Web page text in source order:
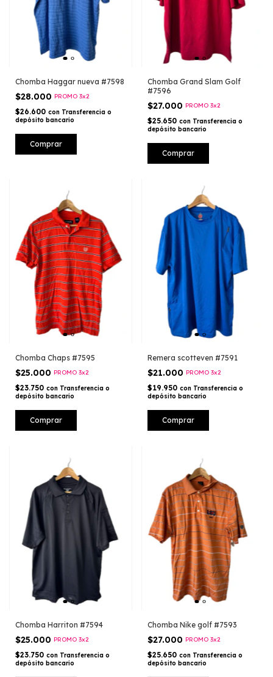
Chomba Haggar nueva #7598
$28.000 PROMO 3x2
$26.600 con Transferencia o
depósito bancario
Comprar
Chomba Grand Slam Golf
#7596
$27.000 PROMO 3x2
$25.650 con Transferencia o
depósito bancario
Comprar
Chomba Chaps #7595
$25.000 PROMO 3x2
$23.750 con Transferencia o
depósito bancario
Comprar
Remera scotteven #7591
$21.000 PROMO 3x2
$19.950 con Transferencia o
depósito bancario
Comprar
Chomba Harriton #7594
$25.000 PROMO 3x2
$23.750 con Transferencia o
depósito bancario
Chomba Nike golf #7593
$27.000 PROMO 3x2
$25.650 con Transferencia o
depósito bancario